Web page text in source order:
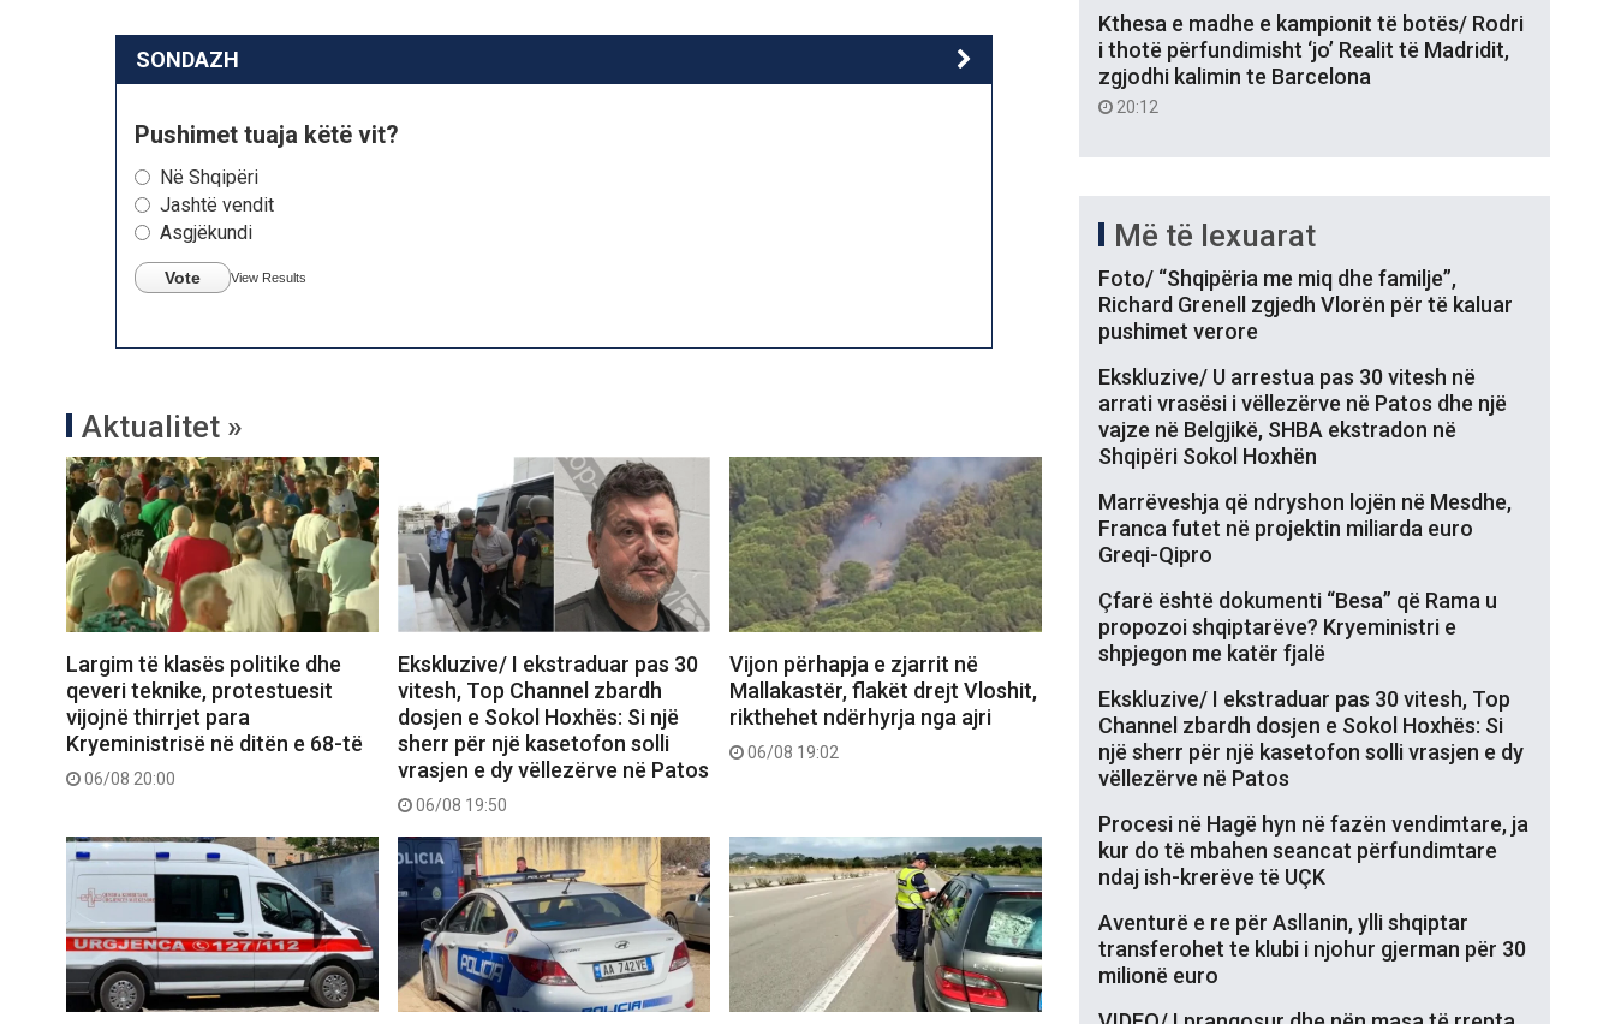
SONDAZH
Pushimet tuaja këtë vit?
Në Shqipëri
Jashtë vendit
Asgjëkundi
Vote View Results
Aktualitet »
Largim të klasës politike dhe
qeveri teknike, protestuesit
vijojnë thirrjet para
Kryeministrisë në ditën e 68-të
06/08 20:00
Ekskluzive/ I ekstraduar pas 30
vitesh, Top Channel zbardh
dosjen e Sokol Hoxhës: Si një
sherr për një kasetofon solli
vrasjen e dy vëllezërve në Patos
06/08 19:50
Vijon përhapja e zjarrit në
Mallakastër, flakët drejt Vloshit,
rikthehet ndërhyrja nga ajri
06/08 19:02
Kthesa e madhe e kampionit të botës/ Rodri
i thotë përfundimisht ‘jo’ Realit të Madridit,
zgjodhi kalimin te Barcelona
20:12
Më të lexuarat
Foto/ “Shqipëria me miq dhe familje”,
Richard Grenell zgjedh Vlorën për të kaluar
pushimet verore
Ekskluzive/ U arrestua pas 30 vitesh në
arrati vrasësi i vëllezërve në Patos dhe një
vajze në Belgjikë, SHBA ekstradon në
Shqipëri Sokol Hoxhën
Marrëveshja që ndryshon lojën në Mesdhe,
Franca futet në projektin miliarda euro
Greqi-Qipro
Çfarë është dokumenti “Besa” që Rama u
propozoi shqiptarëve? Kryeministri e
shpjegon me katër fjalë
Ekskluzive/ I ekstraduar pas 30 vitesh, Top
Channel zbardh dosjen e Sokol Hoxhës: Si
një sherr për një kasetofon solli vrasjen e dy
vëllezërve në Patos
Procesi në Hagë hyn në fazën vendimtare, ja
kur do të mbahen seancat përfundimtare
ndaj ish-krerëve të UÇK
Aventurë e re për Asllanin, ylli shqiptar
transferohet te klubi i njohur gjerman për 30
milionë euro